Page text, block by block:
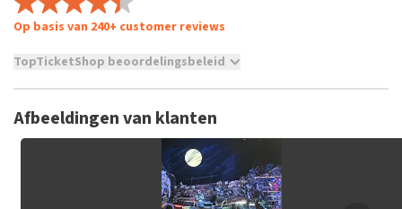
Op basis van 240+ customer reviews
TopTicketShop beoordelingsbeleid
niet mogelijk om een review achter te laten als je geen
tickets hebt aangeschaft bij TopTicketShop. Reviews met
grof taalgebruik en/of onwaarheden worden niet geplaatst.
Het kan enkele weken duren voordat een review wordt
Afbeeldingen van klanten